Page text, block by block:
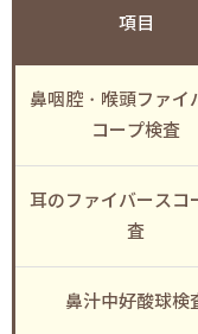
項目
鼻咽腔・喉頭ファイ
コープ検査
耳のファイバースコ
査
鼻汁中好酸球検